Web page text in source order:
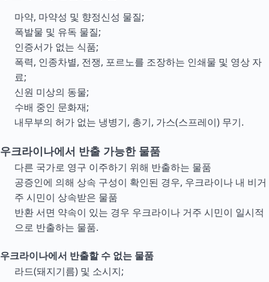
마약, 마약성 및 향정신성 물질;
폭발물 및 유독 물질;
인증서가 없는 식품;
폭력, 인종차별, 전쟁, 포르노를 조장하는 인쇄물 및 영상 자
료;
신원 미상의 동물;
수배 중인 문화재;
내무부의 허가 없는 냉병기, 총기, 가스(스프레이) 무기.
우크라이나에서 반출 가능한 물품
다른 국가로 영구 이주하기 위해 반출하는 물품
공증인에 의해 상속 구성이 확인된 경우, 우크라이나 내 비거
주 시민이 상속받은 물품
반환 서면 약속이 있는 경우 우크라이나 거주 시민이 일시적
으로 반출하는 물품.
우크라이나에서 반출할 수 없는 물품
라드(돼지기름) 및 소시지;